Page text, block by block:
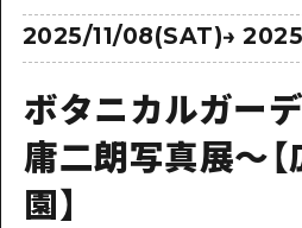
学び・体験
歴史・文化
癒し
宮島周辺
山口県東部
弾丸
山口県東部
愛媛県
島根県
施設の混雑状
手荷物預かり・
広島おもてな
お問い合わせ
事業者・学校関係
2025/11/08(SAT)→
ボタニカルガー
庸二朗写真展～
園】